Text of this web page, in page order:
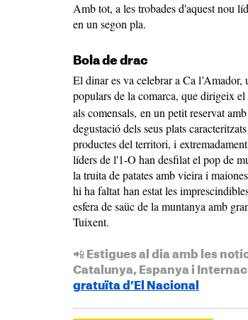
Amb tot, a les trobades d'aquest nou
en un segon pla.
Bola de drac
El dinar es va celebrar a Ca l’Amador,
populars de la comarca, que dirigeix
als comensals, en un petit reservat
degustació dels seus plats
productes del territori, i
líders de l'1-O han desfilat el pop de
la truita de patates amb vieira i
hi ha faltat han estat les
esfera de saüc de la muntanya amb
Tuixent.
📲 Estigues al dia amb les
Catalunya, Espanya i
gratuïta d’El Nacional